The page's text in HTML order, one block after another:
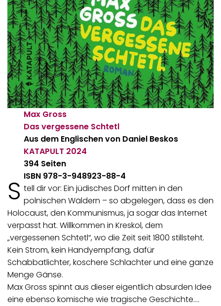
Max Gross
Das vergessene Schtetl
Aus dem Englischen von Daniel Beskos
KATAPULT 2024
394 Seiten
ISBN 978-3-948923-88-4
S tell dir vor: Ein jüdisches Dorf mitten in den
polnischen Wäldern – so abgelegen, dass es den
Holocaust, den Kommunismus, ja sogar das Internet
verpasst hat. Willkommen in Kreskol, dem
„vergessenen Schtetl“, wo die Zeit seit 1800 stillsteht.
Kein Strom, kein Handyempfang, dafür
Schabbatlichter, koschere Schlachter und eine ganze
Menge Gänse.
Max Gross spinnt aus dieser eigentlich absurden Idee
eine ebenso komische wie tragische Geschichte.…